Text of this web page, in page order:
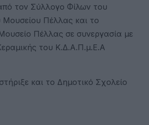
τον Σύλλογο Φίλων του
Μουσείου Πέλλας και το
Πέλλας σε συνεργασία με
του Κ.Δ.Α.Π.μ.Ε.Α
και το Δημοτικό Σχολείο